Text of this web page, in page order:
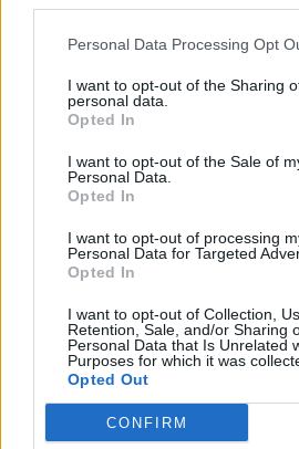
Personal Data Processing Opt
I want to opt-out of the Sharing
personal data.
Opted In
I want to opt-out of the Sale of
Personal Data.
Opted In
I want to opt-out of processing
Personal Data for Targeted
Opted In
I want to opt-out of Collection,
Retention, Sale, and/or Sharing
Personal Data that Is Unrelated
Purposes for which it was
Opted Out
CONFIRM
Az előfizetés a következőket
Portfolio.hu teljes
kötéslistái
MÁR ELŐFIZETŐNK VAGY?
© 2026
impresszum
jogi nyilatkozat